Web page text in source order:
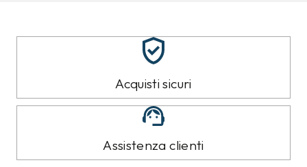
Acquisti sicuri
Assistenza clienti